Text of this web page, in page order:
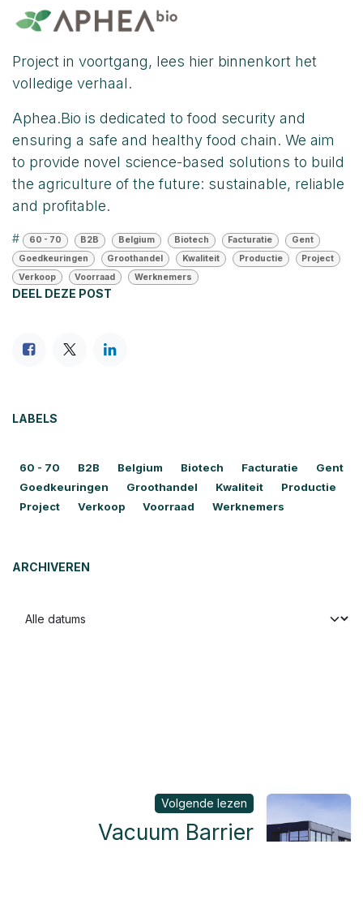
Project in voortgang, lees hier binnenkort het
volledige verhaal.
Aphea.Bio is dedicated to food security and
ensuring a safe and healthy food chain. We aim
to provide novel science-based solutions to build
the agriculture of the future: sustainable, reliable
and profitable.
# 60 - 70 B2B Belgium Biotech Facturatie
Gent
Goedkeuringen
Groothandel Kwaliteit Productie
Project
Verkoop
Voorraad Werknemers
DEEL DEZE POST
LABELS
60 - 70 B2B Belgium Biotech Facturatie
Gent
Goedkeuringen
Groothandel Kwaliteit
Productie
Project
Verkoop Voorraad Werknemers
ARCHIVEREN
Volgende lezen
Vacuum Barrier